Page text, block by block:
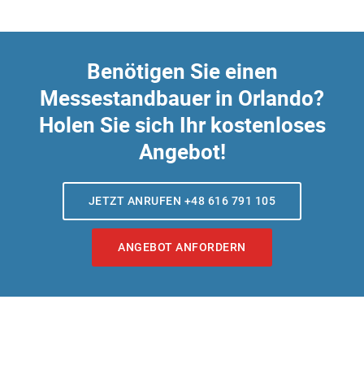
Benötigen Sie einen
Messestandbauer in Orlando?
Holen Sie sich Ihr kostenloses
Angebot!
JETZT ANRUFEN +48 616 791 105
ANGEBOT ANFORDERN